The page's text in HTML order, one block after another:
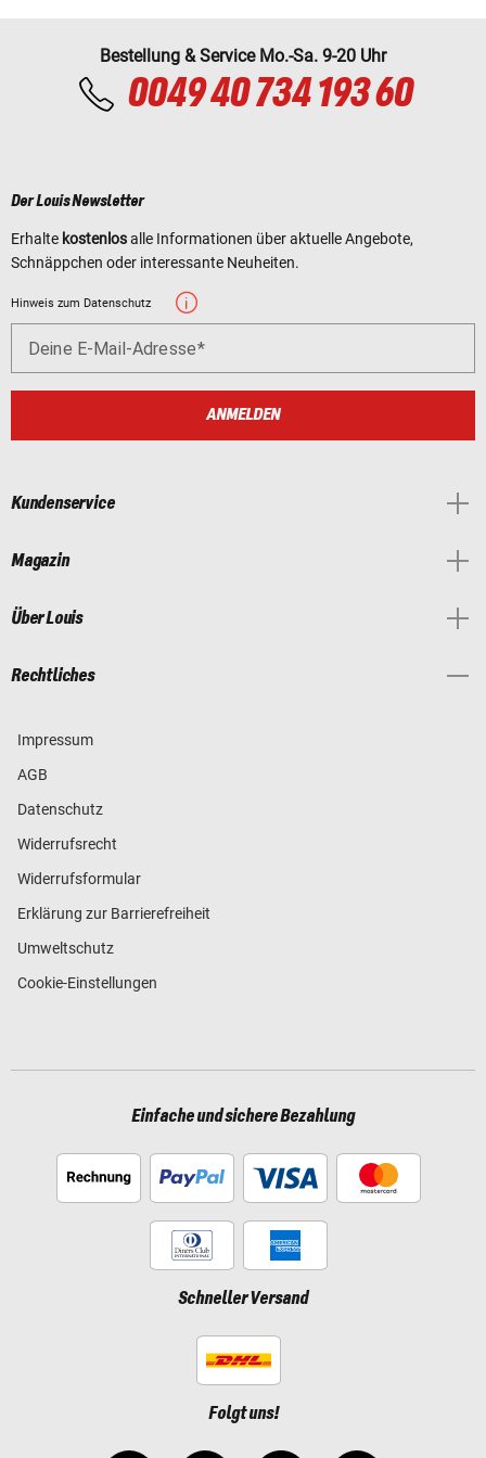
Bestellung & Service Mo.-Sa. 9-20 Uhr
0049 40 734 193 60
Der Louis Newsletter
Erhalte kostenlosalle Informationen über aktuelle Angebote,
Schnäppchen oder interessante Neuheiten.
Hinweis zum Datenschutz
Deine E-Mail-Adresse
ANMELDEN
Kundenservice
Magazin
Über Louis
Rechtliches
Impressum
AGB
Datenschutz
Widerrufsrecht
Widerrufsformular
Erklärung zur Barrierefreiheit
Umweltschutz
Cookie-Einstellungen
Einfache und sichere Bezahlung
Schneller Versand
Folgt uns!